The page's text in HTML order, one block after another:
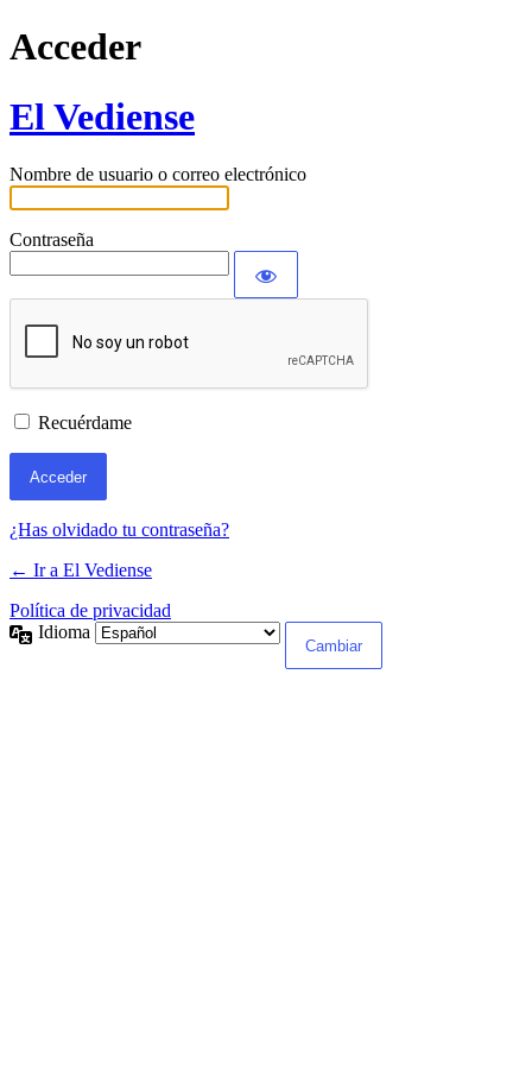
Acceder
El Vediense
Nombre de usuario o correo electrónico
Contraseña
Recuérdame
¿Has olvidado tu contraseña?
← Ir a El Vediense
Política de privacidad
Idioma